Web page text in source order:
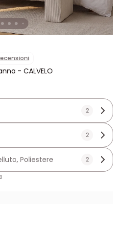
- CALVELO
2
2
Poliestere 2